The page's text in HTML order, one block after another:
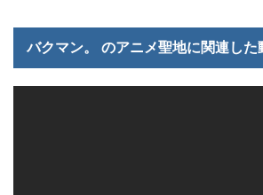
バクマン。 のアニメ聖地に関連した